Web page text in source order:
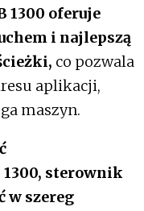
1300 oferuje
i najlepszą
co pozwala
aplikacji,
maszyn.
sterownik
w szereg